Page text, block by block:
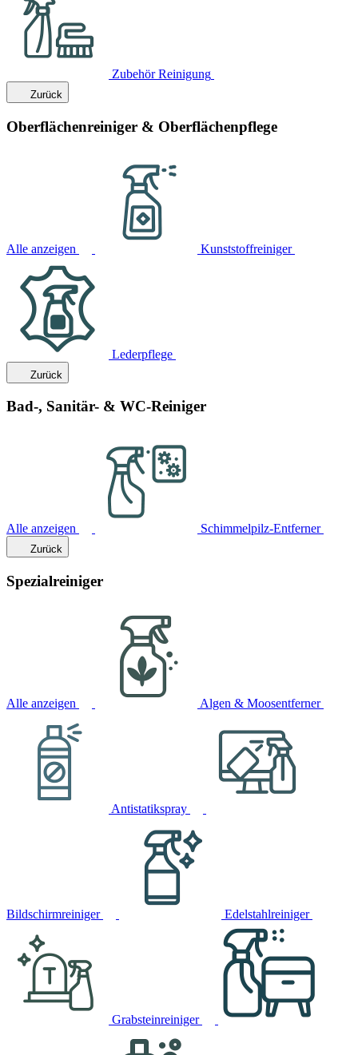
Zubehör Reinigung
Zurück
Oberflächenreiniger & Oberflächenpflege
Alle anzeigen Kunststoffreiniger
Lederpflege
Zurück
Bad-, Sanitär- & WC-Reiniger
Alle anzeigen Schimmelpilz-Entferner
Zurück
Spezialreiniger
Alle anzeigen Algen & Moosentferner
Antistatikspray
Bildschirmreiniger Edelstahlreiniger
Grabsteinreiniger